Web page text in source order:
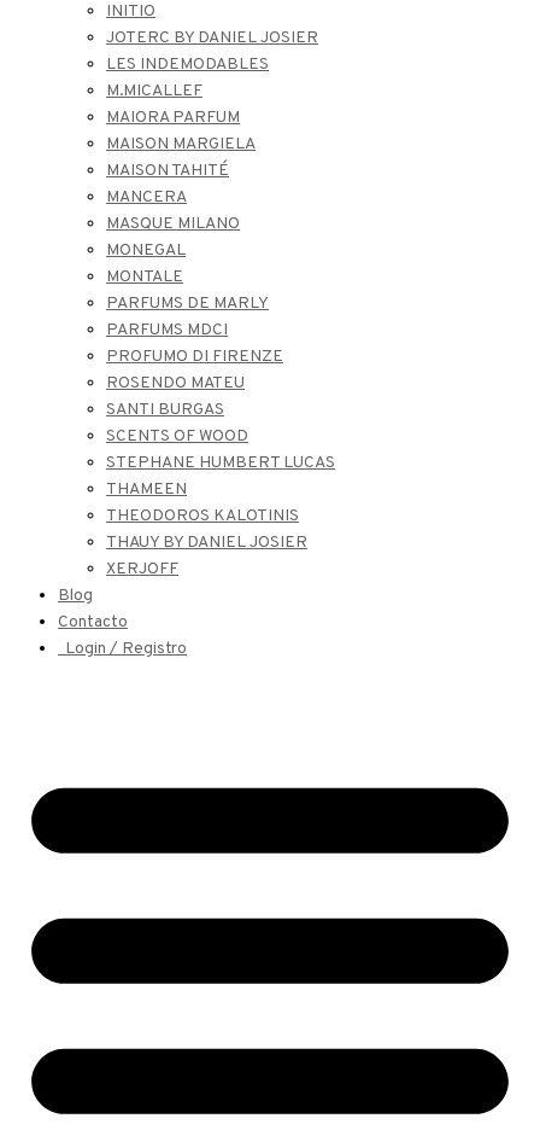
INITIO
JOTERC BY DANIEL JOSIER
LES INDEMODABLES
M.MICALLEF
MAIORA PARFUM
MAISON MARGIELA
MAISON TAHITÉ
MANCERA
MASQUE MILANO
MONEGAL
MONTALE
PARFUMS DE MARLY
PARFUMS MDCI
PROFUMO DI FIRENZE
ROSENDO MATEU
SANTI BURGAS
SCENTS OF WOOD
STEPHANE HUMBERT LUCAS
THAMEEN
THEODOROS KALOTINIS
THAUY BY DANIEL JOSIER
XERJOFF
Blog
Contacto
Login / Registro